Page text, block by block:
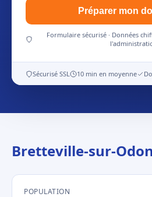
Préparer mon
Formulaire sécurisé · Données
Sécurisé SSL 10 min en moyenne
Bretteville-sur-
POPULATION